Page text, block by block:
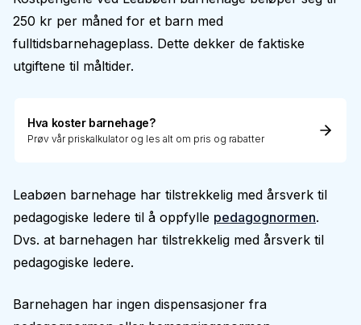
250 kr per måned for et barn med
fulltidsbarnehageplass. Dette dekker de faktiske
utgiftene til måltider.
Hva koster barnehage?
Prøv vår priskalkulator og les alt om pris og rabatter
Leabøen barnehage har tilstrekkelig med årsverk til
pedagogiske ledere til å oppfylle pedagognormen.
Dvs. at barnehagen har tilstrekkelig med årsverk til
pedagogiske ledere.
Barnehagen har ingen dispensasjoner fra